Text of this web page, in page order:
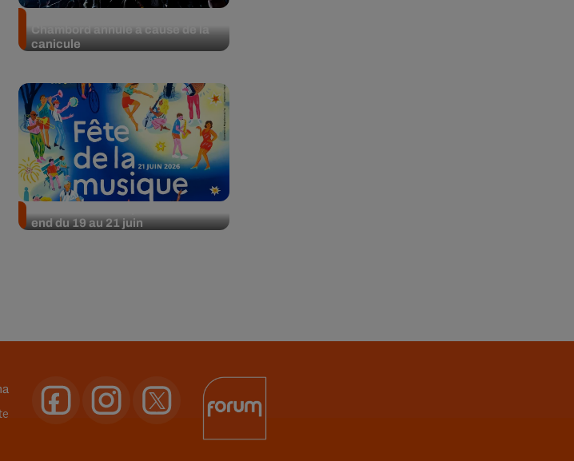
Chambord annulé à cause de la
canicule
end du 19 au 21 juin